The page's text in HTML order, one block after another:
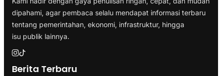
dipahami, agar pembaca selalu mendapat informasi terbaru
tentang pemerintahan, ekonomi, infrastruktur, hingga
isu publik lainnya.
Berita Terbaru